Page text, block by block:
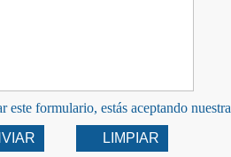
este formulario, estás aceptando nuestra
LIMPIAR